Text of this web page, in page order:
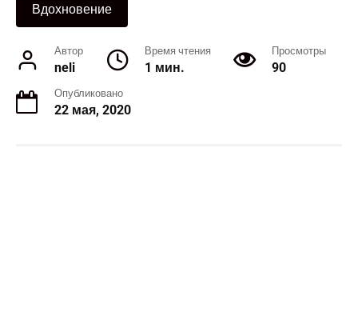
Вдохновение
Автор
neli
Время чтения
1 мин.
Просмотры
90
Опубликовано
22 мая, 2020